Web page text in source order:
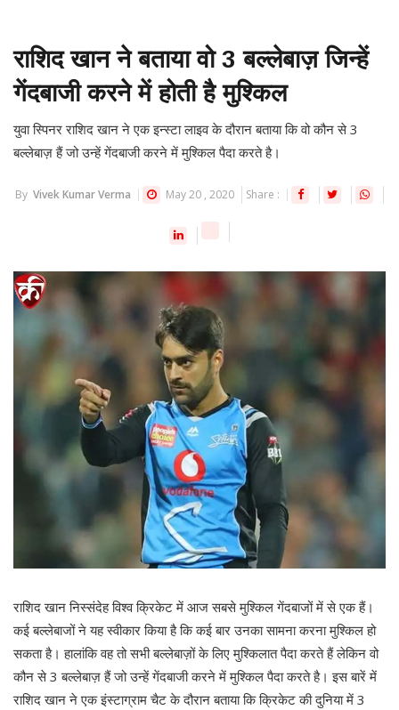
राशिद खान ने बताया वो 3 बल्लेबाज़ जिन्हें
गेंदबाजी करने में होती है मुश्किल
युवा स्पिनर राशिद खान ने एक इन्स्टा लाइव के दौरान बताया कि वो कौन से 3
बल्लेबाज़ हैं जो उन्हें गेंदबाजी करने में मुश्किल पैदा करते है।
By Vivek Kumar Verma May 20 , 2020 Share :
राशिद खान निस्संदेह विश्व क्रिकेट में आज सबसे मुश्किल गेंदबाजों में से एक हैं।
कई बल्लेबाजों ने यह स्वीकार किया है कि कई बार उनका सामना करना मुश्किल हो
सकता है। हालांकि वह तो सभी बल्लेबाज़ों के लिए मुश्किलात पैदा करते हैं लेकिन वो
कौन से 3 बल्लेबाज़ हैं जो उन्हें गेंदबाजी करने में मुश्किल पैदा करते है। इस बारें में
राशिद खान ने एक इंस्टाग्राम चैट के दौरान बताया कि क्रिकेट की दुनिया में 3